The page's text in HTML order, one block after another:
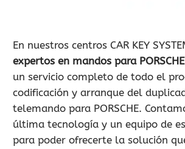
En nuestros centros CAR KEY
expertos en mandos para PORSCHE
un servicio completo de todo el
codificación y arranque del
telemando para PORSCHE.
última tecnología y un equipo de
para poder ofrecerte la solución